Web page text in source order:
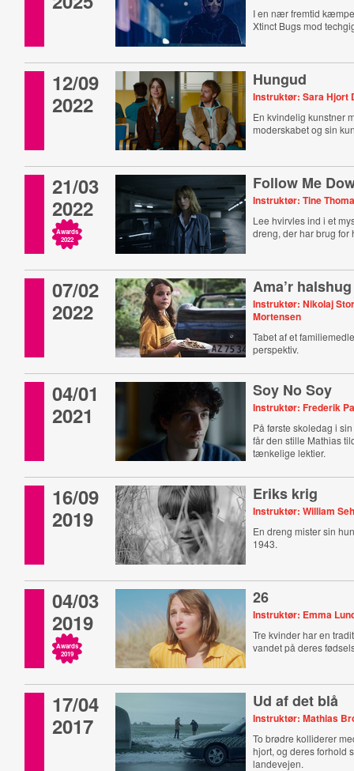
I en nær fremtid
Xtinct Bugs mod
12/09
2022
Hungud
Instruktør: Sara Hjort
En kvindelig kunstner
moderskabet og sin
21/03
2022
Awards
2022
Follow Me
Instruktør: Tine
Lee hvirvles ind i et
dreng, der har brug
07/02
2022
Ama’r halshug
Instruktør: Nikolaj
Mortensen
Tabet af et
perspektiv.
04/01
2021
Soy No Soy
Instruktør: Frederik
På første skoledag i
får den stille Mathias
tænkelige lektier.
16/09
2019
Eriks krig
Instruktør: William
En dreng mister sin
1943.
04/03
2019
Awards
2019
26
Instruktør: Emma
Tre kvinder har en
vandet på deres
17/04
2017
Ud af det blå
Instruktør: Mathias
To brødre kolliderer
hjort, og deres forhold
landevejen.